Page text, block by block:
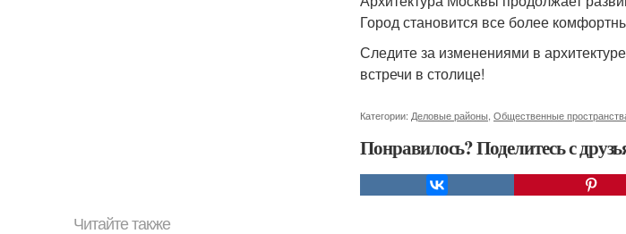
Город становится все более
Следите за изменениями в
встречи в столице!
Категории: Деловые районы Общественные
Понравилось? Поделитесь с
Читайте также